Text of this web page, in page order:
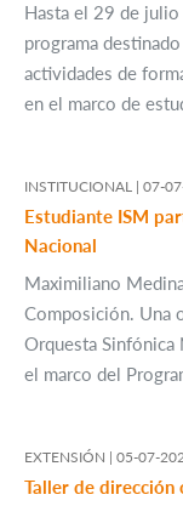
Hasta el 29 de
programa
actividades de
en el marco de
INSTITUCIONAL | 07-
Estudiante ISM
Nacional
Maximiliano
Composición. Una
Orquesta Sinfónica
el marco del
EXTENSIÓN | 05-07-
Taller de dirección